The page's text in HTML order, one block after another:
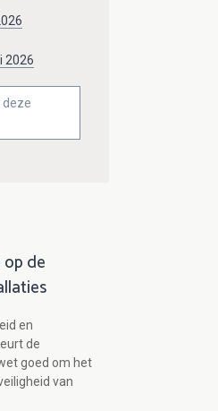
2026
deze
de
en
de
goed om het
van